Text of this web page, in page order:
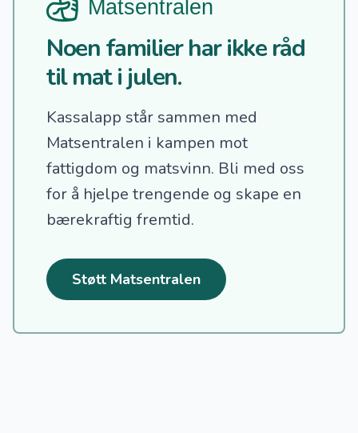
Noen familier har ikke råd
til mat i julen.
Kassalapp står sammen med
Matsentralen i kampen mot
fattigdom og matsvinn. Bli med oss
for å hjelpe trengende og skape en
bærekraftig fremtid.
Støtt Matsentralen